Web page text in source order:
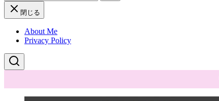
閉じる
About Me
Privacy Policy